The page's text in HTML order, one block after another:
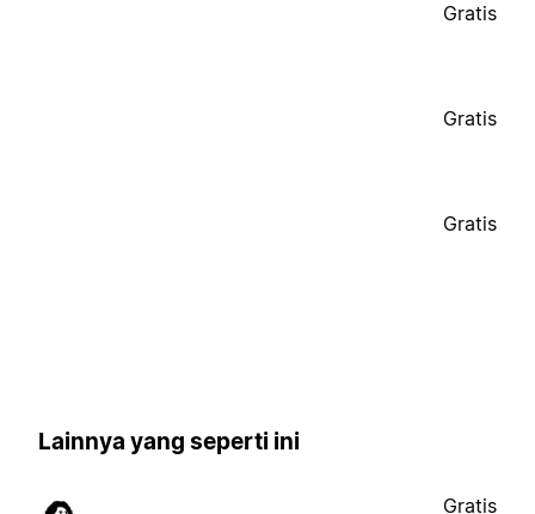
Gratis
Gratis
Gratis
Lainnya yang seperti ini
Gratis